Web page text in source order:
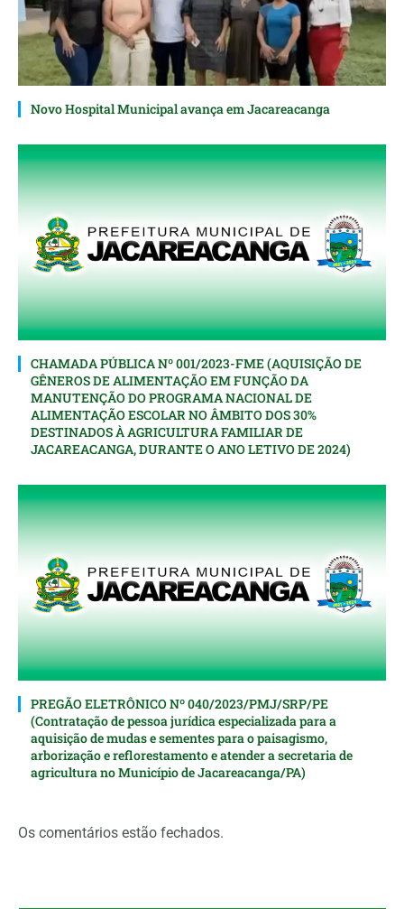
Novo Hospital Municipal avança em Jacareacanga
CHAMADA PÚBLICA Nº 001/2023-FME (AQUISIÇÃO DE
GÊNEROS DE ALIMENTAÇÃO EM FUNÇÃO DA
MANUTENÇÃO DO PROGRAMA NACIONAL DE
ALIMENTAÇÃO ESCOLAR NO ÂMBITO DOS 30%
DESTINADOS À AGRICULTURA FAMILIAR DE
JACAREACANGA, DURANTE O ANO LETIVO DE 2024)
PREGÃO ELETRÔNICO Nº 040/2023/PMJ/SRP/PE
(Contratação de pessoa jurídica especializada para a
aquisição de mudas e sementes para o paisagismo,
arborização e reflorestamento e atender a secretaria de
agricultura no Município de Jacareacanga/PA)
Os comentários estão fechados.